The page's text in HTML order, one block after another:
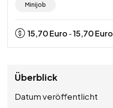
Minijob
15,70Euro -15,70Euro
Überblick
Datum veröffentlicht